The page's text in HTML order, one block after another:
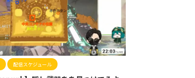
配信スケジュール